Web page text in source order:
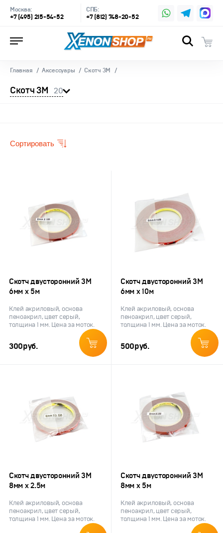
Москва:
+7 (495) 215-54-52
СПБ:
+7 (812) 748-20-52
Главная Аксессуары Скотч 3M
Скотч 3M 20
Сортировать
Скотч двусторонний 3M
6мм х 5м
Клей акриловый, основа
пеноакрил, цвет серый,
толщина 1 мм. Цена за моток.
300руб.
Скотч двусторонний 3M
6мм х 10м
Клей акриловый, основа
пеноакрил, цвет серый,
толщина 1 мм. Цена за моток.
500руб.
Скотч двусторонний 3M
8мм х 2.5м
Клей акриловый, основа
пеноакрил, цвет серый,
толщина 1 мм. Цена за моток.
Скотч двусторонний 3M
8мм х 5м
Клей акриловый, основа
пеноакрил, цвет серый,
толщина 1 мм. Цена за моток.